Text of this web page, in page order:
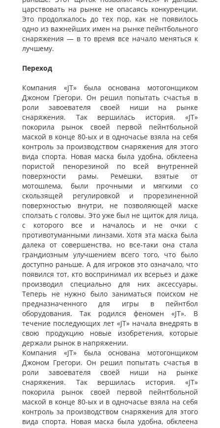
царствовать на рынке не опасаясь конкуренции.
Это продолжалось до тех пор, как не появилось
одно из важнейших имен на рынке пейнтбольного
снаряжения — в то время все начало меняться к
лучшему.
Переход
Компания «JT» была основана мотогонщиком
Джоном Грегори. Он решил попытать счастья в
роли завоевателя своей ниши на рынке
снаряжения. Так вершилась история. «JT»
покорила рынок своей первой пейнтбольной
маской в конце 80-ых и в одночасье взяла на себя
контроль за производством снаряжения для этого
вида спорта. Новая маска была удобна, обклеена
пористой пенорезиной по всей внутренней
поверхности рамы. Ремешки, взятые от
мотошлема, были прочными и мягкими со
скользящей регулировкой и прорезиненной
поверхностью внутри, не позволяющей маске
сползать с головы. Это уже был не щиток для лица,
с которого все и началось и не очки с
противотуманными линзами. Хотя эта маска была
далека от совершенства, но все-таки она стала
грандиозным улучшением всего того, что было
доступно раньше. А для игроков это означало, что
появился тот, кто воспринимал их всерьез и даже
производил специально для них аксессуары.
Теперь не нужно было заниматься поиском не
предназначенного для игры в пейнтбол
оборудования. Так родился феномен «JT». В
течение последующих лет «JT» начала внедрять в
свою продукцию новые изобретения, которые
держали рынок в напряжении.
Компания «JT» была основана мотогонщиком
Джоном Грегори. Он решил попытать счастья в
роли завоевателя своей ниши на рынке
снаряжения. Так вершилась история. «JT»
покорила рынок своей первой пейнтбольной
маской в конце 80-ых и в одночасье взяла на себя
контроль за производством снаряжения для этого
вида спорта. Новая маска была удобна, обклеена